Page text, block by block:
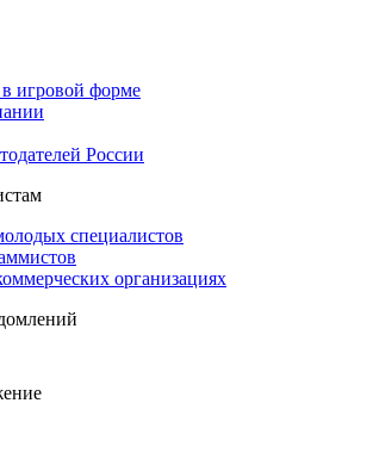
игровой форме
России
специалистов
организациях